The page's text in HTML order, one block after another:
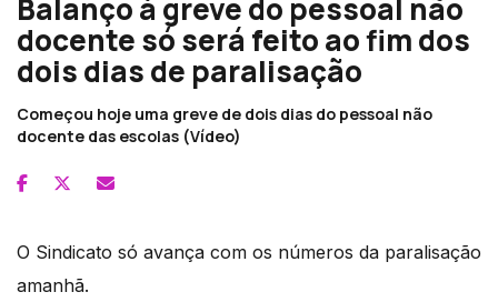
Balanço à greve do pessoal não
docente só será feito ao fim dos
dois dias de paralisação
Começou hoje uma greve de dois dias do pessoal não
docente das escolas (Vídeo)
O Sindicato só avança com os números da paralisação
amanhã.